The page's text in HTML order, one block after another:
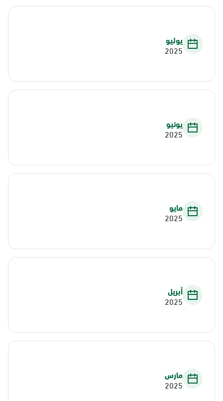
يوليو
2025
يونيو
2025
مايو
2025
أبريل
2025
مارس
2025